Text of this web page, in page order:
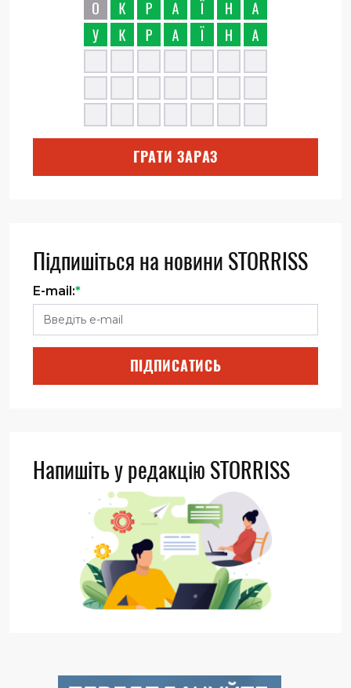
ГРАТИ ЗАРАЗ
Підпишіться на новини STORRISS
E-mail:*
ПІДПИСАТИСЬ
Напишіть у редакцію STORRISS